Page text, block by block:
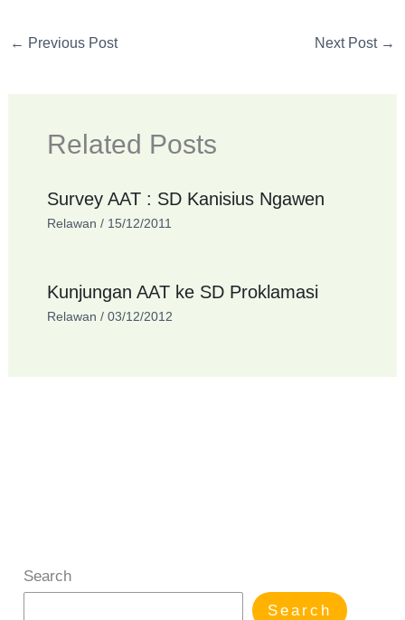
← Previous Post Next Post →
Related Posts
Survey AAT : SD Kanisius Ngawen
Relawan / 15/12/2011
Kunjungan AAT ke SD Proklamasi
Relawan / 03/12/2012
Search
Search